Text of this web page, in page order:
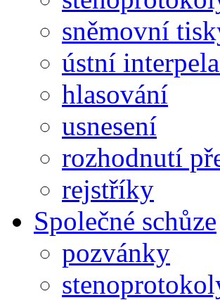
sněmovní
ústní
hlasování
usnesení
rozhodnutí
rejstříky
Společné schůze
pozvánky